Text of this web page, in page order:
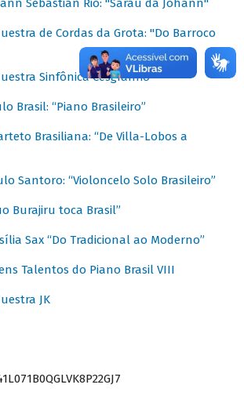
Sebastian Rio: "Sarau da Johann"
de Cordas da Grota: "Do Barroco
Sinfônica Cesgranrio
Brasil: “Piano Brasileiro”
Brasiliana: “De Villa-Lobos a
Santoro: “Violoncelo Solo Brasileiro”
Burajiru toca Brasil”
Sax “Do Tradicional ao Moderno”
Talentos do Piano Brasil VIII
JK